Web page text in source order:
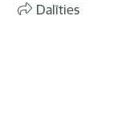
Dalīties